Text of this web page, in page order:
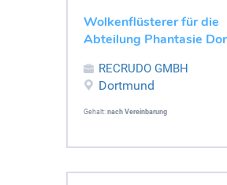
Wolkenflüsterer für die
Abteilung Phantasie
RECRUDO GMBH
Dortmund
Gehalt: nach Vereinbarung